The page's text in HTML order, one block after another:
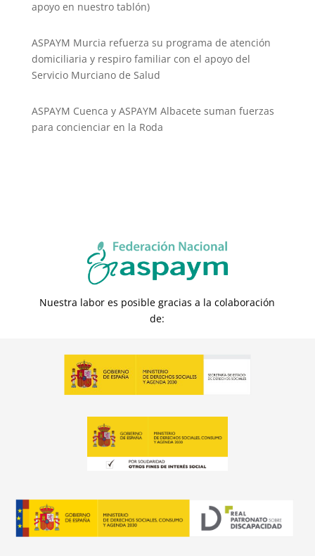
apoyo en nuestro tablón)
ASPAYM Murcia refuerza su programa de atención
domiciliaria y respiro familiar con el apoyo del
Servicio Murciano de Salud
ASPAYM Cuenca y ASPAYM Albacete suman fuerzas
para concienciar en la Roda
Nuestra labor es posible gracias a la colaboración
de: